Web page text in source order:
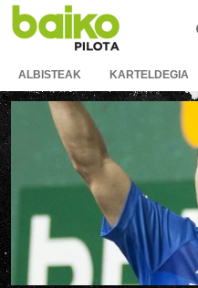
ALBISTEAK KARTELDEGIA